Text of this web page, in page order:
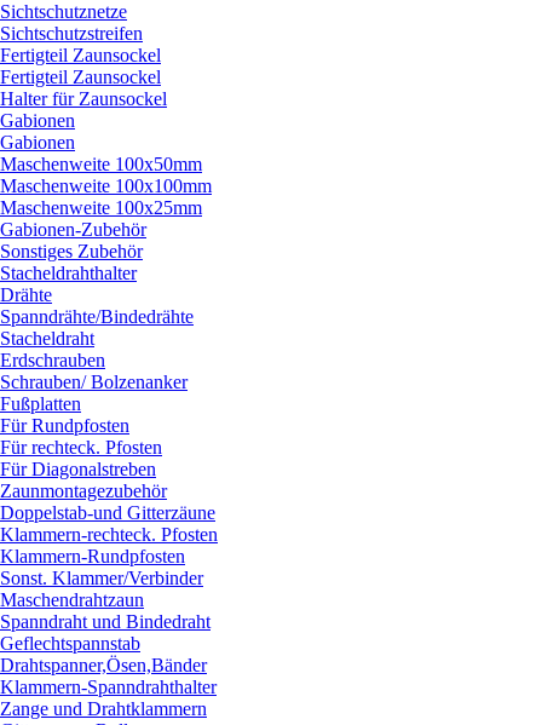
Sichtschutznetze
Sichtschutzstreifen
Fertigteil Zaunsockel
Fertigteil Zaunsockel
Halter für Zaunsockel
Gabionen
Gabionen
Maschenweite 100x50mm
Maschenweite 100x100mm
Maschenweite 100x25mm
Gabionen-Zubehör
Sonstiges Zubehör
Stacheldrahthalter
Drähte
Spanndrähte/Bindedrähte
Stacheldraht
Erdschrauben
Schrauben/Bolzenanker
Fußplatten
Für Rundpfosten
Für rechteck. Pfosten
Für Diagonalstreben
Zaunmontagezubehör
Doppelstab-und Gitterzäune
Klammern-rechteck. Pfosten
Klammern-Rundpfosten
Sonst. Klammer/Verbinder
Maschendrahtzaun
Spanndraht und Bindedraht
Geflechtspannstab
Drahtspanner,Ösen,Bänder
Klammern-Spanndrahthalter
Zange und Drahtklammern